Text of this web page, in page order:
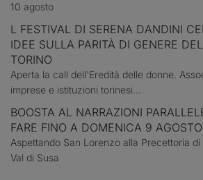
10 agosto
L FESTIVAL DI SERENA DANDINI
IDEE SULLA PARITÀ DI GENERE
TORINO
Aperta la call dell'Eredità delle donne.
imprese e istituzioni torinesi...
BOOSTA AL NARRAZIONI
FARE FINO A DOMENICA 9 AGOSTO
Aspettando San Lorenzo alla Precettoria
Val di Susa